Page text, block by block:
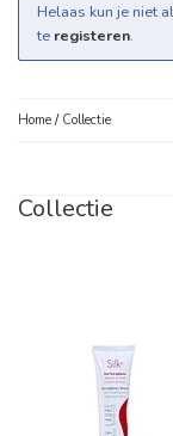
Helaas kun je niet
te registeren.
Home / Collectie
Collectie